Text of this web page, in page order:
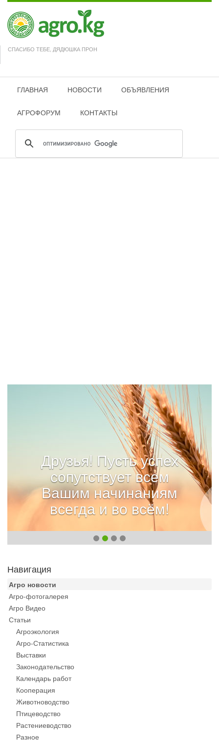
СПАСИБО ТЕБЕ, ДЯДЮШКА ПРОН
ГЛАВНАЯ НОВОСТИ ОБЪЯВЛЕНИЯ
АГРОФОРУМ КОНТАКТЫ
Друзья! Пусть успех
сопутствует всем
Вашим начинаниям
всегда и во всём!
Навигация
Агро новости
Агро-фотогалерея
Агро Видео
Статьи
Агроэкология
Агро-Статистика
Выставки
Законодательство
Календарь работ
Кооперация
Животноводство
Птицеводство
Растениеводство
Разное